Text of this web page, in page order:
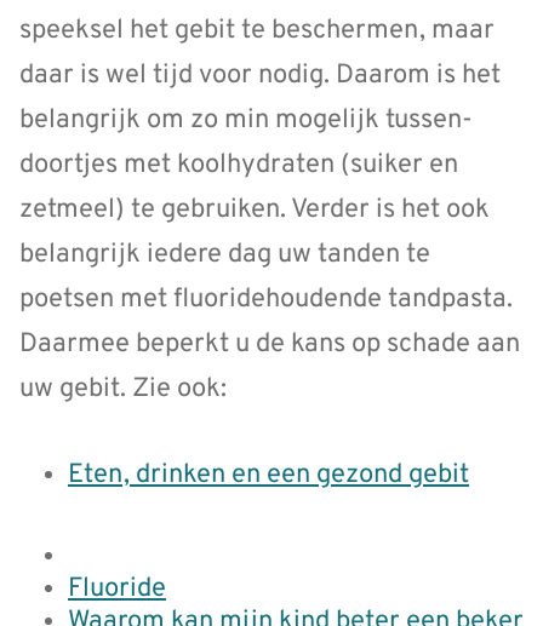
speeksel het gebit te beschermen, maar
daar is wel tijd voor nodig. Daarom is het
belangrijk om zo min mogelijk tussen­
doortjes met koolhydraten (suiker en
zetmeel) te gebruiken. Verder is het ook
belangrijk iedere dag uw tanden te
poetsen met fluoridehoudende tandpasta.
Daarmee beperkt u de kans op schade aan
uw gebit. Zie ook:
Eten, drinken en een gezond gebit
Fluoride